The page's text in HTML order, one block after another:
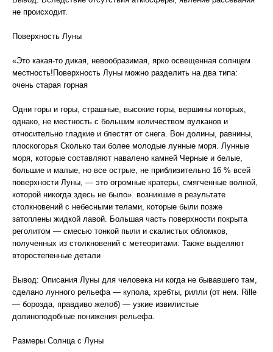
не происходит.
Поверхность Луны
«Это какая-то дикая, невообразимая, ярко освещенная солнцем
местность!Поверхность Луны можно разделить на два типа:
очень старая горная
Одни горы и горы, страшные, высокие горы, вершины которых,
однако, не местность с большим количеством вулканов и
относительно гладкие и блестят от снега. Вон долины, равнины,
плоскогорья Сколько таи более молодые лунные моря. Лунные
моря, которые составляют навалено камней Черные и белые,
большие и малые, но все острые, не приблизительно 16 % всей
поверхности Луны, — это огромные кратеры, смягченные волной,
которой никогда здесь не было». возникшие в результате
столкновений с небесными телами, которые были позже
затоплены жидкой лавой. Большая часть поверхности покрыта
реголитом — смесью тонкой пыли и скалистых обломков,
полученных из столкновений с метеоритами. Также выделяют
второстепенные детали
Вывод: Описания Луны для человека ни когда не бывавшего там,
сделано лунного рельефа — купола, хребты, рилли (от нем. Rille
— борозда, правдиво желоб) — узкие извилистые
долиноподобные понижения рельефа.
Размеры Солнца с Луны